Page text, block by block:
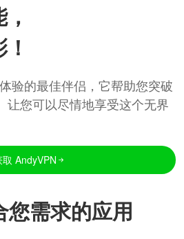
验的最佳伴侣，它帮助您突破
让您可以尽情地享受这个无界
取 AndyVPN
您需求的应用